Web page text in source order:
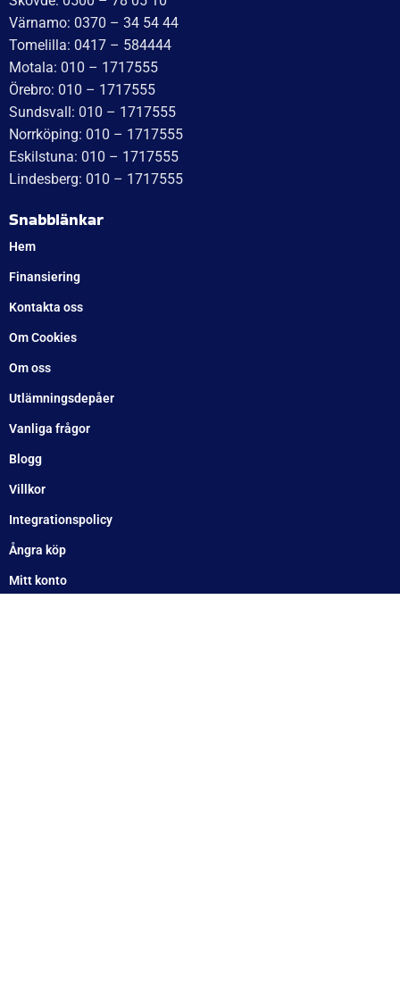
Koniskt rullager 11749/11710; 17,5×39,9×14,6
222kr inkl. moms
LÄGG I VARUKORG
Koniskt rullager 44649/44610; 27×50,3×14,7
224kr inkl. moms